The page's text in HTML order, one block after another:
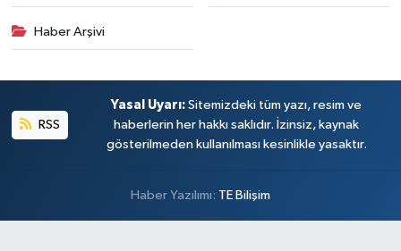
Haber Arşivi
RSS
Yasal Uyarı: Sitemizdeki tüm yazı, resim ve
haberlerin her hakkı saklıdır. İzinsiz, kaynak
gösterilmeden kullanılması kesinlikle yasaktır.
Haber Yazılımı: TE Bilişim